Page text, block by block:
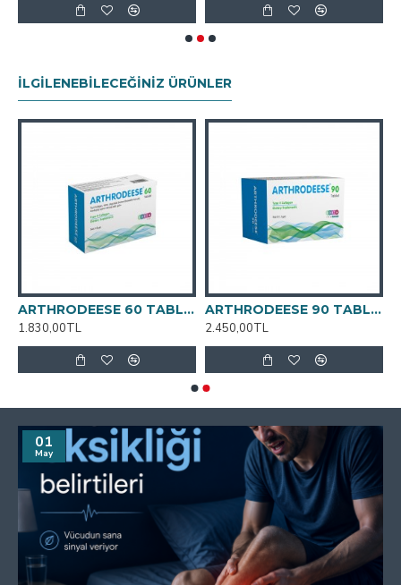
İLGILENEBILECEĞINIZ ÜRÜNLER
ARTHRODEESE 60 TABLET
1.830,00TL
ARTHRODEESE 90 TABLET
2.450,00TL
01
May